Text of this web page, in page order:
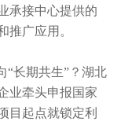
承接中心提供的
推广应用。
“长期共生”？湖北
业牵头申报国家
目起点就锁定利